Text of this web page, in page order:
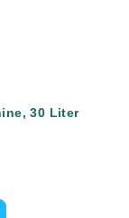
30 Liter